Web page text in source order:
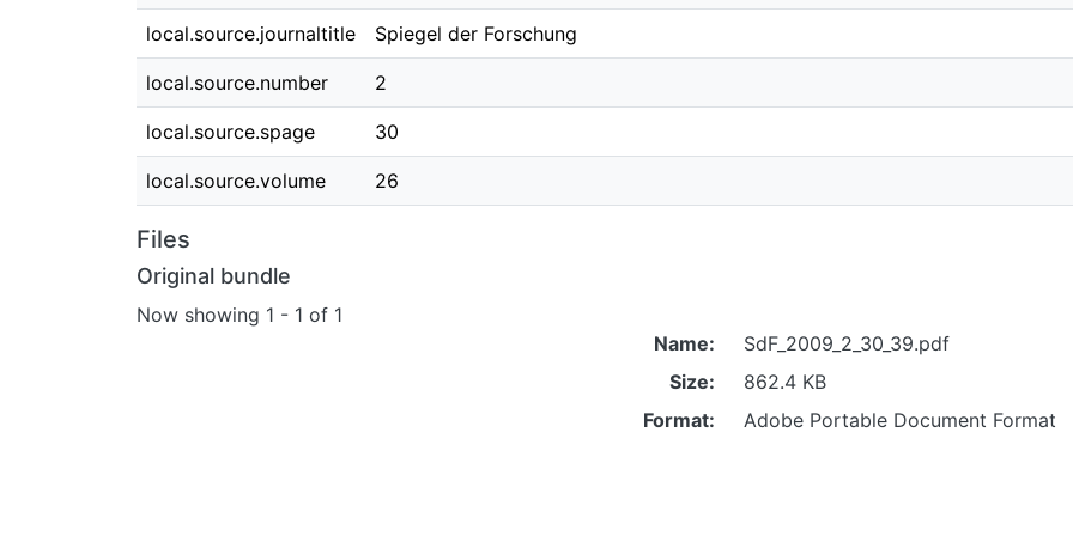
local.source.journaltitle Spiegel der Forschung
local.source.number 2
local.source.spage 30
local.source.volume 26
Files
Original bundle
Now showing 1 - 1 of 1
Name:
SdF_2009_2_30_39.pdf
Size:
862.4 KB
Format:
Adobe Portable Document Format